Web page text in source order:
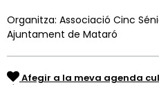
Organitza: Associació Cinc
Ajuntament de Mataró
Afegir a la meva agenda